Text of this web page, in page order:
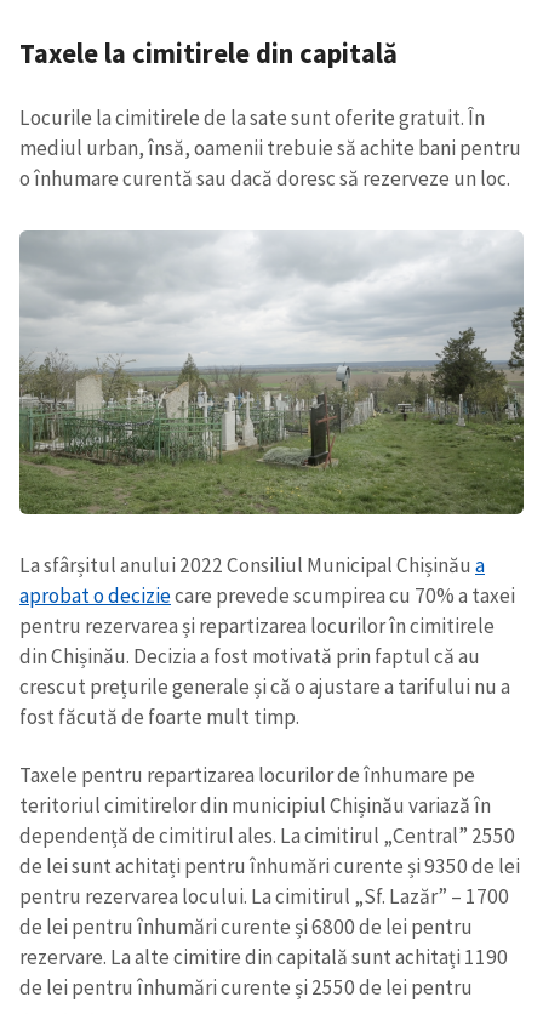
Taxele la cimitirele din capitală
Locurile la cimitirele de la sate sunt oferite gratuit. În
mediul urban, însă, oamenii trebuie să achite bani pentru
o înhumare curentă sau dacă doresc să rezerveze un loc.
La sfârșitul anului 2022 Consiliul Municipal Chișinău a
aprobat o deciziecare prevede scumpirea cu 70% a taxei
pentru rezervarea și repartizarea locurilor în cimitirele
din Chișinău. Decizia a fost motivată prin faptul că au
crescut prețurile generale și că o ajustare a tarifului nu a
fost făcută de foarte mult timp.
Taxele pentru repartizarea locurilor de înhumare pe
teritoriul cimitirelor din municipiul Chișinău variază în
dependență de cimitirul ales. Lacimitirul „Central” 2550
de lei sunt achitați pentru înhumări curente și 9350 de lei
pentru rezervarea locului. La cimitirul „Sf. Lazăr” – 1700
de lei pentru înhumări curente și 6800 de lei pentru
rezervare. La alte cimitire din capitală sunt achitați 1190
de lei pentru înhumări curente și 2550 de lei pentru
ȘTIREA MEA
Titlu știre
+ Adaugă titlu
Fotografie
+ Încarcă imagine
Link media
+ Link media
Mesajul știrei
+ Mesajul știrei